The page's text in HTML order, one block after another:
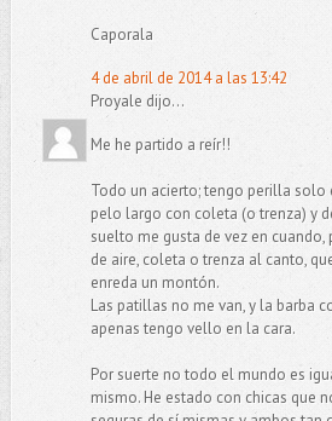
Caporala
4 de abril de 2014 a las 13:42
Proyale dijo...
Me he partido a reír!!
Todo un acierto; tengo perilla
pelo largo con coleta (o trenza) y
suelto me gusta de vez en
de aire, coleta o trenza al canto,
enreda un montón.
Las patillas no me van, y la barba
apenas tengo vello en la cara.
Por suerte no todo el mundo es
mismo. He estado con chicas que